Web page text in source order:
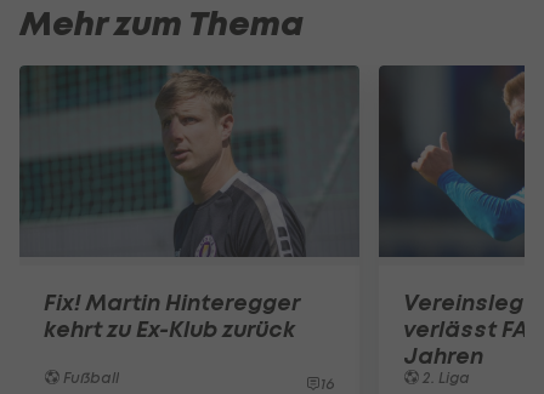
Mehr zum Thema
Fix! Martin Hinteregger
kehrt zu Ex-Klub zurück
Fußball 16
verlässt
Jahren
2. Liga